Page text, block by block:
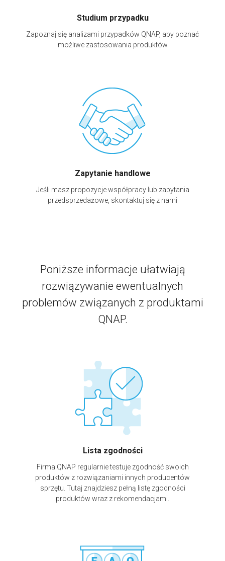
Studium przypadku
Zapoznaj się analizami przypadków QNAP, aby poznać
możliwe zastosowania produktów
Zapytanie handlowe
Jeśli masz propozycje współpracy lub zapytania
przedsprzedażowe, skontaktuj się z nami
Poniższe informacje ułatwiają
rozwiązywanie ewentualnych
problemów związanych z produktami
QNAP.
Lista zgodności
Firma QNAP regularnie testuje zgodność swoich
produktów z rozwiązaniami innych producentów
sprzętu. Tutaj znajdziesz pełną listę zgodności
produktów wraz z rekomendacjami.